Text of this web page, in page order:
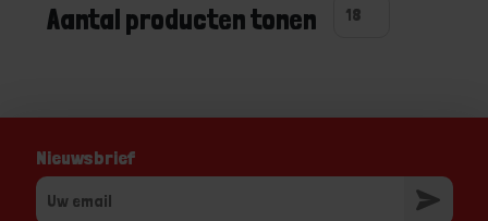
Aantal producten tonen
Nieuwsbrief